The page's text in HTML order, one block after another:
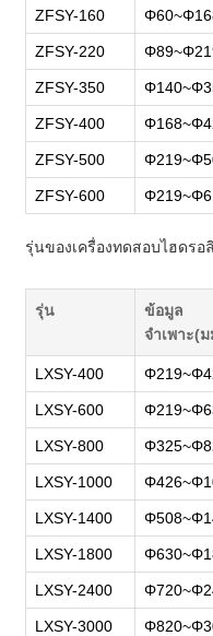
ZFSY-160
ZFSY-220
ZFSY-350
ZFSY-400
ZFSY-500
ZFSY-600
รุ่นของเครื่องทดสอบไฮดรอ
รุ่น
ข้อมูล
จำเพาะ(ม
LXSY-400
LXSY-600
LXSY-800
LXSY-1000
LXSY-1400
LXSY-1800
LXSY-2400
LXSY-3000